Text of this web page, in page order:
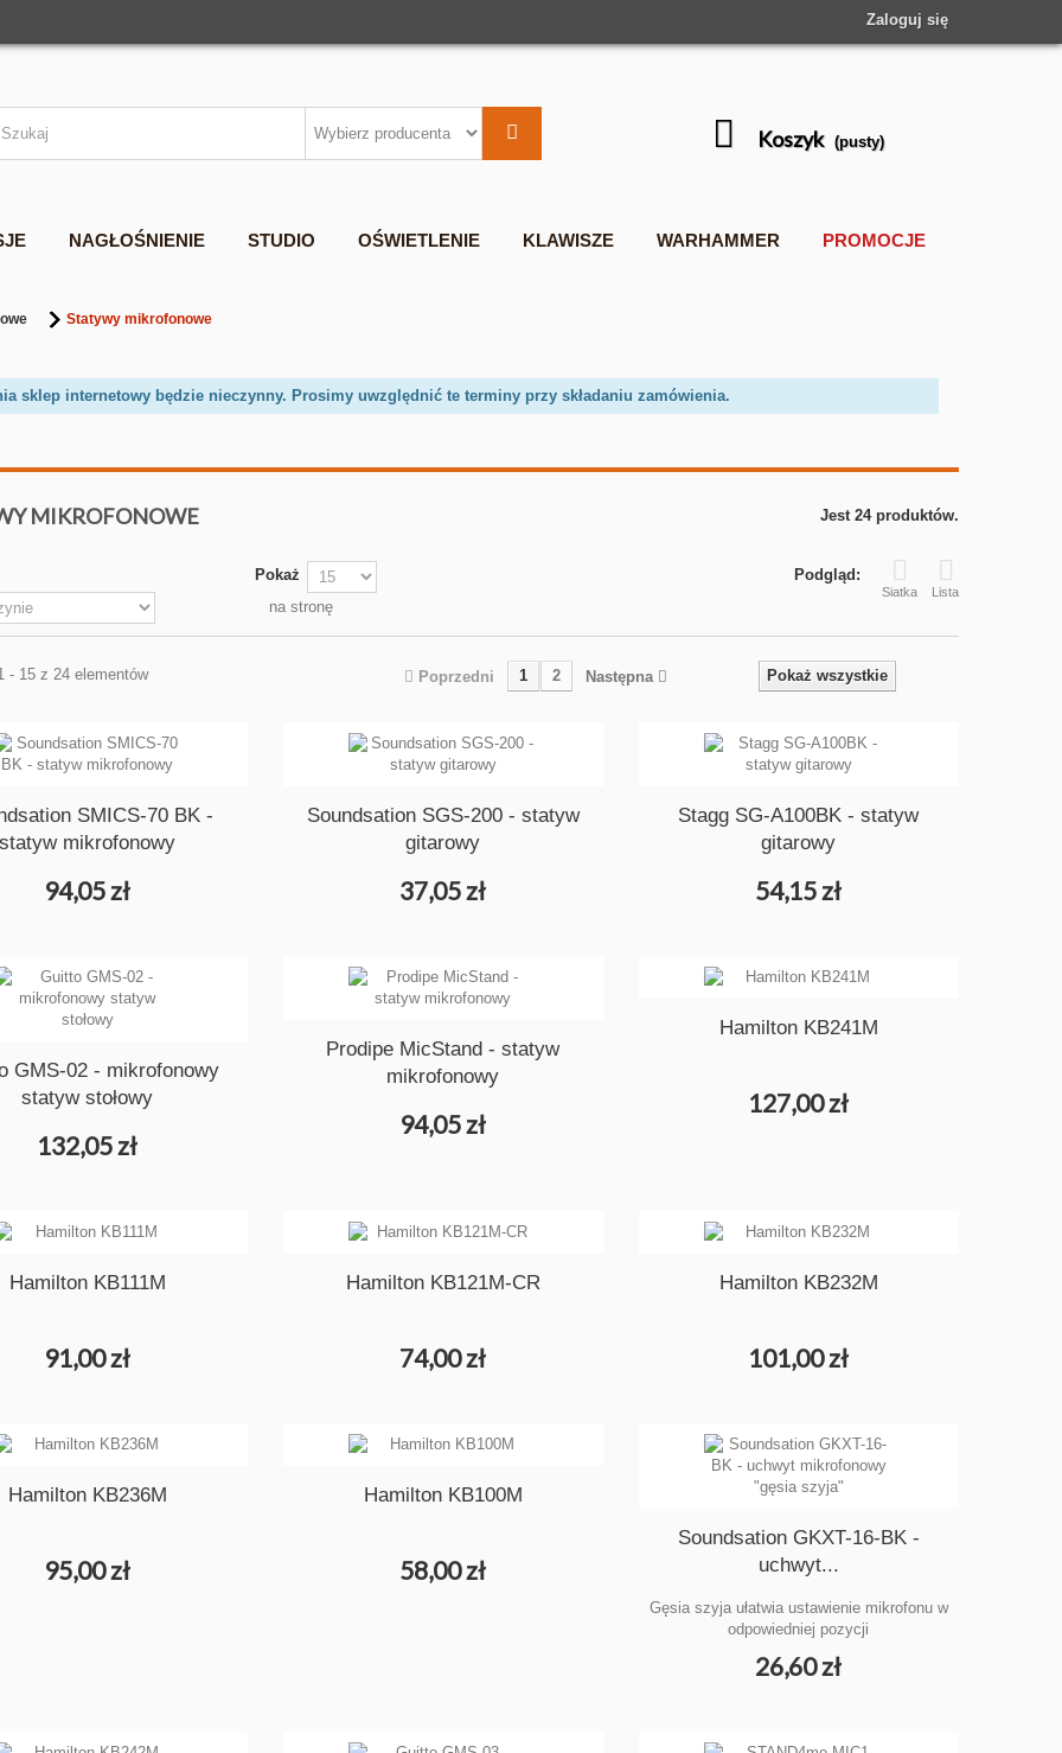
Zaloguj się
Koszyk (pusty)
NAGŁOŚNIENIE STUDIO OŚWIETLENIE KLAWISZE WARHAMMER PROMOCJE
Statywy mikrofonowe
sklep internetowy będzie nieczynny. Prosimy uwzględnić te terminy przy składaniu zamówienia.
MIKROFONOWE Jest 24 produktów.
Podgląd:
Siatka Lista
Pokaż
na stronę
Pokaż wszystkie
Poprzedni 1 2 Następna
- 15 z 24 elementów
SMICS-70 BK -
statyw mikrofonowy
94,05 zł
Soundsation SGS-200 - statyw
gitarowy
37,05 zł
Stagg SG-A100BK - statyw
gitarowy
54,15 zł
GMS-02 - mikrofonowy
statyw stołowy
132,05 zł
Prodipe MicStand - statyw
mikrofonowy
94,05 zł
Hamilton KB241M
127,00 zł
Hamilton KB111M
91,00 zł
Hamilton KB121M-CR
74,00 zł
Hamilton KB232M
101,00 zł
Hamilton KB236M
95,00 zł
Hamilton KB100M
58,00 zł
Soundsation GKXT-16-BK -
uchwyt...
Gęsia szyja ułatwia ustawienie mikrofonu w
odpowiedniej pozycji
26,60 zł